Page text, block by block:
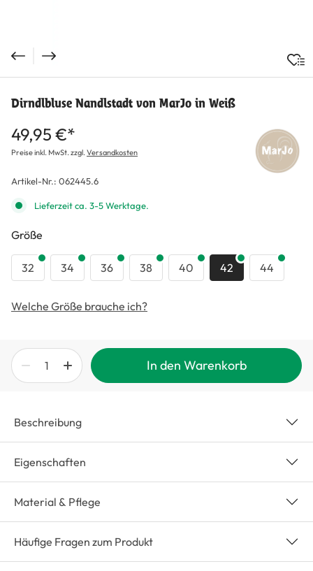
Dirndlbluse Nandlstadt von MarJo in Weiß
49,95 €*
Preise inkl. MwSt. zzgl.Versandkosten
Artikel-Nr.: 062445.6
Lieferzeit ca. 3-5 Werktage.
Größe
32 34 36 38 40 42 44
Welche Größe brauche ich?
In den Warenkorb
Beschreibung
Eigenschaften
Material & Pflege
Häufige Fragen zum Produkt